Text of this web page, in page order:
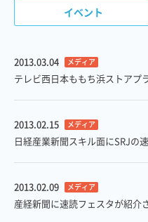
イベント
2013.03.04 メディア
テレビ西日本ももち浜ストアプ
2013.02.15 メディア
日経産業新聞スキル面にSRJの
2013.02.09 メディア
産経新聞に速読フェスタが紹介